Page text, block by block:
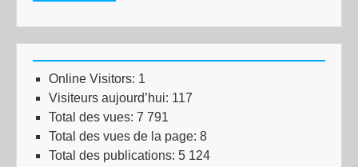
Online Visitors: 1
Visiteurs aujourd’hui: 117
Total des vues: 7 791
Total des vues de la page: 8
Total des publications: 5 124